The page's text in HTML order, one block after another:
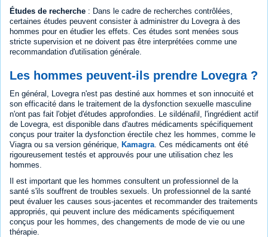
Études de recherche : Dans le cadre de recherches contrôlées,
certaines études peuvent consister à administrer du Lovegra à des
hommes pour en étudier les effets. Ces études sont menées sous
stricte supervision et ne doivent pas être interprétées comme une
recommandation d'utilisation générale.
Les hommes peuvent-ils prendre Lovegra ?
En général, Lovegra n'est pas destiné aux hommes et son innocuité et
son efficacité dans le traitement de la dysfonction sexuelle masculine
n'ont pas fait l'objet d'études approfondies. Le sildénafil, l'ingrédient actif
de Lovegra, est disponible dans d'autres médicaments spécifiquement
conçus pour traiter la dysfonction érectile chez les hommes, comme le
Viagra ou sa version générique, Kamagra . Ces médicaments ont été
rigoureusement testés et approuvés pour une utilisation chez les
hommes.
Il est important que les hommes consultent un professionnel de la
santé s'ils souffrent de troubles sexuels. Un professionnel de la santé
peut évaluer les causes sous-jacentes et recommander des traitements
appropriés, qui peuvent inclure des médicaments spécifiquement
conçus pour les hommes, des changements de mode de vie ou une
thérapie.